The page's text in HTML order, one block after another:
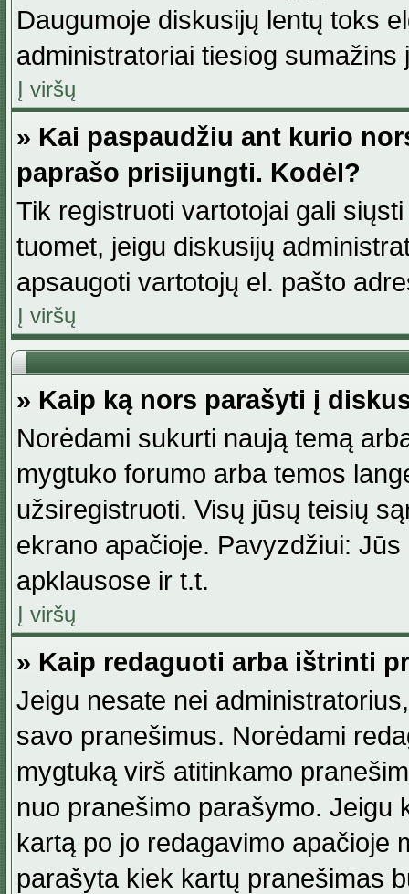
Daugumoje diskusijų lentų toks
administratoriai tiesiog
Į viršų
» Kai paspaudžiu ant kurio
paprašo prisijungti. Kodėl?
Tik registruoti vartotojai gali
tuomet, jeigu diskusijų
apsaugoti vartotojų el. pašto
Į viršų
» Kaip ką nors parašyti į
Norėdami sukurti naują temą
mygtuko forumo arba temos
užsiregistruoti. Visų jūsų teisių
ekrano apačioje. Pavyzdžiui:
apklausose ir t.t.
Į viršų
» Kaip redaguoti arba ištrinti
Jeigu nesate nei
savo pranešimus. Norėdami
mygtuką virš atitinkamo
nuo pranešimo parašymo. Jeigu
kartą po jo redagavimo apačioje
parašyta kiek kartų pranešimas